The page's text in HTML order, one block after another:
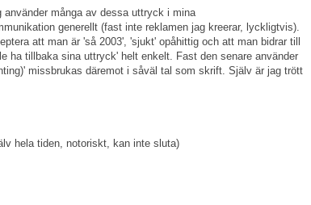
många av dessa uttryck i mina
generellt (fast inte reklamen jag kreerar, lyckligtvis).
att man är 'så 2003', 'sjukt' opåhittig och att man bidrar till
ha tillbaka sina uttryck' helt enkelt. Fast den senare använder
missbrukas däremot i såväl tal som skrift. Själv är jag trött
hela tiden, notoriskt, kan inte sluta)